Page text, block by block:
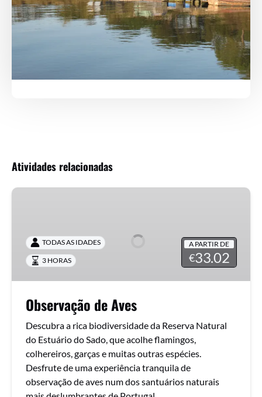
Atividades relacionadas
Observação
A PARTIR DE
€33.02
TODAS AS IDADES
3 HORAS
Observação de Aves
Descubra a rica biodiversidade da Reserva Natural
do Estuário do Sado, que acolhe flamingos,
colhereiros, garças e muitas outras espécies.
Desfrute de uma experiência tranquila de
observação de aves num dos santuários naturais